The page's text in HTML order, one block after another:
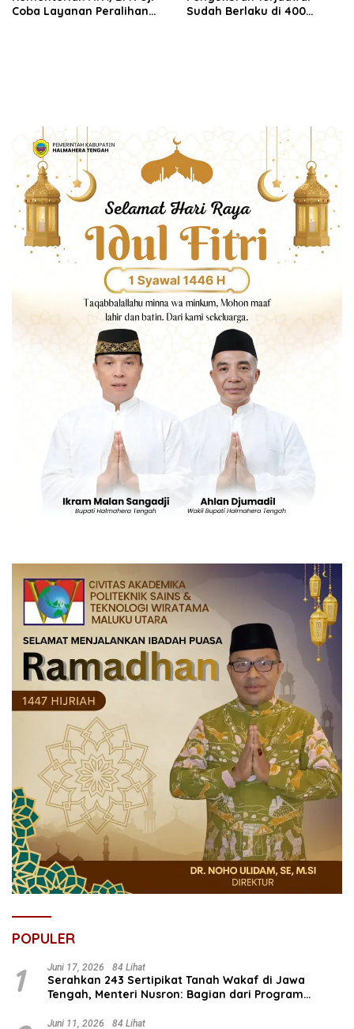
Coba Layanan Peralihan
Sudah Berlaku di 400
POPULER
1 Juni 17, 2026 84 Lihat
Serahkan 243 Sertipikat Tanah Wakaf di Jawa
Tengah, Menteri Nusron: Bagian dari Program
Umat
Juni 11, 2026 84 Lihat